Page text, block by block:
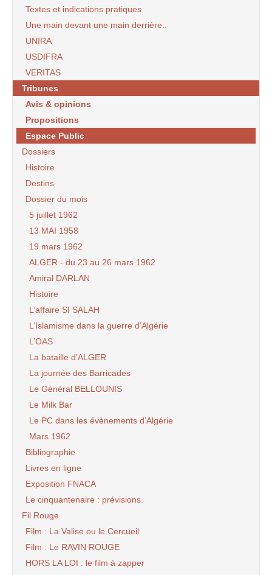
Textes et indications pratiques
Une main devant une main derrière..
UNIRA
USDIFRA
VERITAS
Tribunes
Avis & opinions
Propositions
Espace Public
Dossiers
Histoire
Destins
Dossier du mois
5 juillet 1962
13 MAI 1958
19 mars 1962
ALGER - du 23 au 26 mars 1962
Amiral DARLAN
Histoire
L’affaire SI SALAH
L’Islamisme dans la guerre d’Algérie
L’OAS
La bataille d’ALGER
La journée des Barricades
Le Général BELLOUNIS
Le Milk Bar
Le PC dans les évènements d’Algérie
Mars 1962
Bibliographie
Livres en ligne
Exposition FNACA
Le cinquantenaire : prévisions.
Fil Rouge
Film : La Valise ou le Cercueil
Film : Le RAVIN ROUGE
HORS LA LOI : le film à zapper